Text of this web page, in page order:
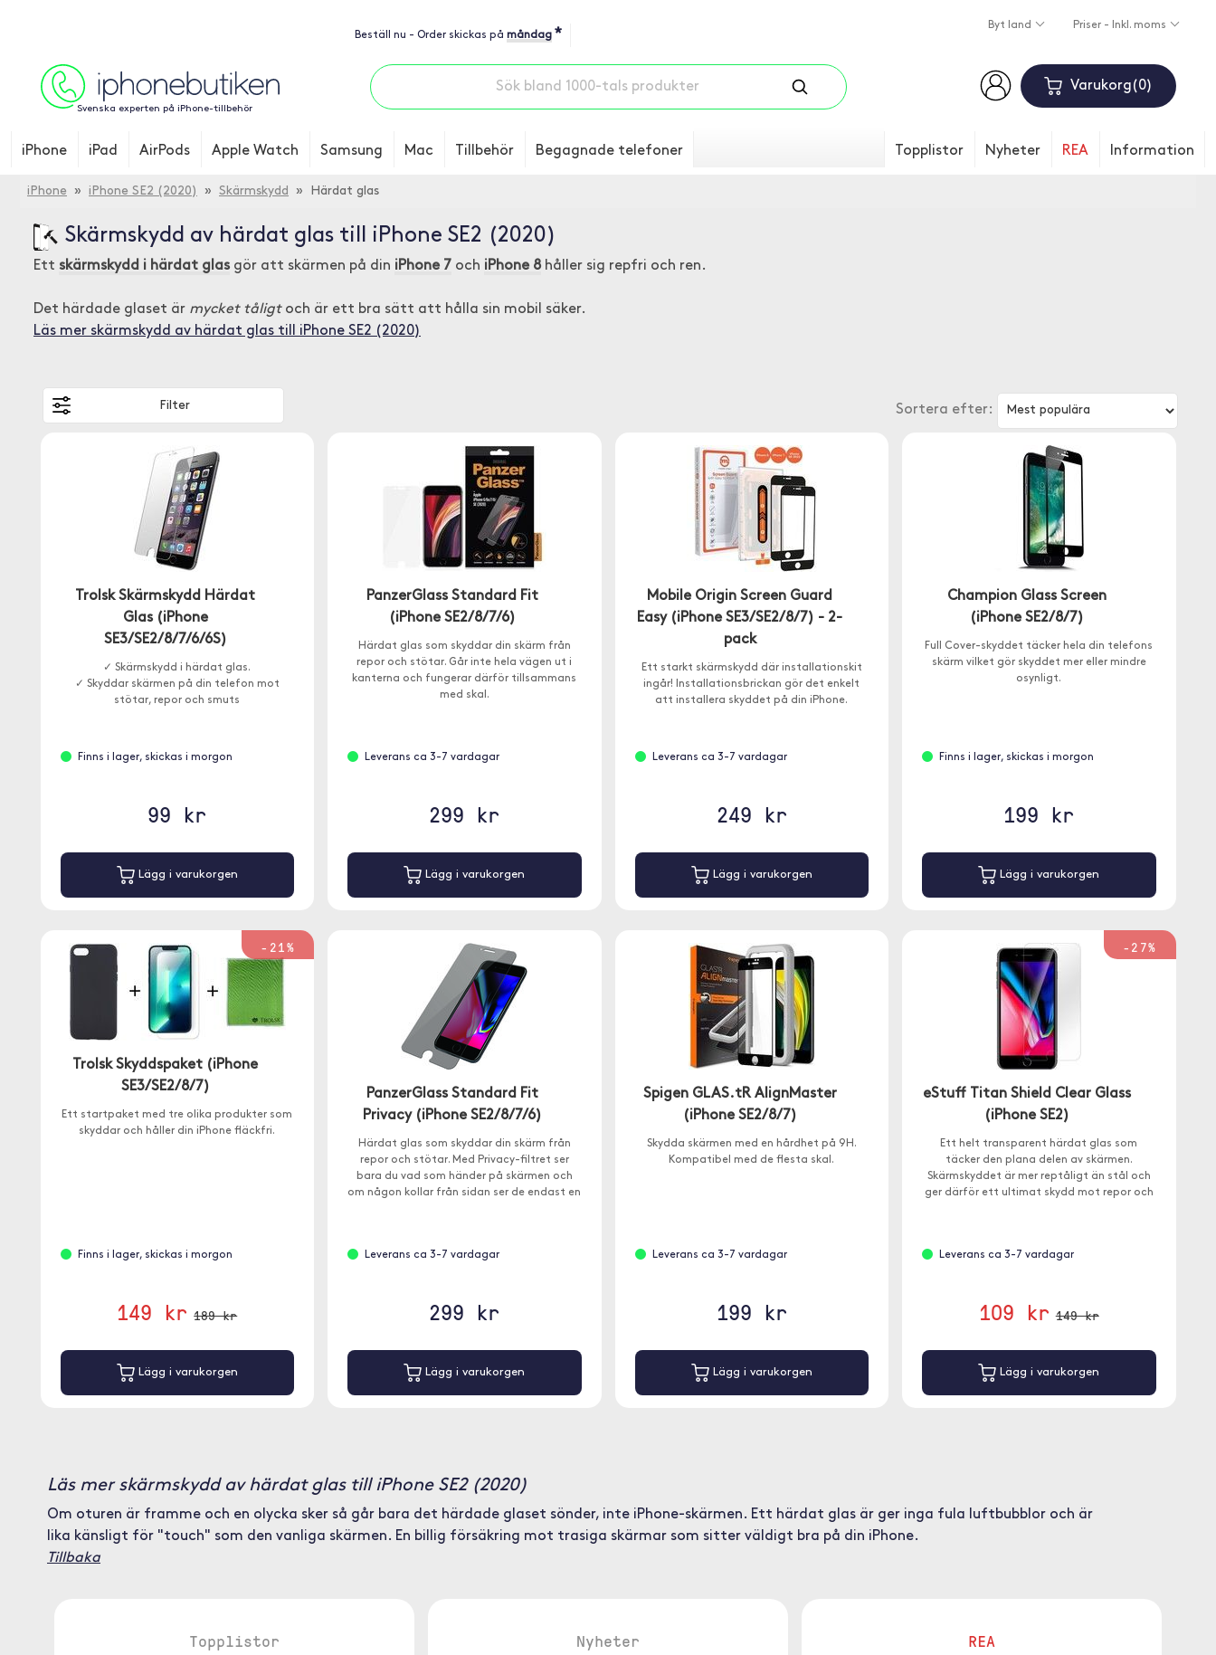
Beställ nu - Order skickas på måndag *
Byt land Priser - Inkl. moms
Svenska experten på iPhone-tillbehör
Varukorg 0
iPhone iPad AirPods Apple Watch Samsung Mac Tillbehör Begagnade telefoner Topplistor Nyheter REA Information
iPhone » iPhone SE2 (2020) » Skärmskydd » Härdat glas
Skärmskydd av härdat glas till iPhone SE2 (2020)
Ett skärmskydd i härdat glas gör att skärmen på din iPhone 7 och iPhone 8 håller sig repfri och ren.
Det härdade glaset är mycket tåligtoch är ett bra sätt att hålla sin mobil säker.
Läs mer skärmskydd av härdat glas till iPhone SE2 (2020)
Sortera efter:
Filter
Trolsk Skärmskydd Härdat
Glas (iPhone
SE3/SE2/8/7/6/6S)
✓ Skärmskydd i härdat glas.
✓ Skyddar skärmen på din telefon mot
stötar, repor och smuts
Finns i lager, skickas i morgon
99 kr
Lägg i varukorgen
PanzerGlass Standard Fit
(iPhone SE2/8/7/6)
Härdat glas som skyddar din skärm från
repor och stötar. Går inte hela vägen ut i
kanterna och fungerar därför tillsammans
med skal.
Leverans ca 3-7 vardagar
299 kr
Lägg i varukorgen
Mobile Origin Screen Guard
Easy (iPhone SE3/SE2/8/7) - 2-
pack
Ett starkt skärmskydd där installationskit
ingår! Installationsbrickan gör det enkelt
att installera skyddet på din iPhone.
Leverans ca 3-7 vardagar
249 kr
Lägg i varukorgen
Champion Glass Screen
(iPhone SE2/8/7)
Full Cover-skyddet täcker hela din telefons
skärm vilket gör skyddet mer eller mindre
osynligt.
Finns i lager, skickas i morgon
199 kr
Lägg i varukorgen
-21%
Trolsk Skyddspaket (iPhone
SE3/SE2/8/7)
Ett startpaket med tre olika produkter som
skyddar och håller din iPhone fläckfri.
Finns i lager, skickas i morgon
149 kr 189 kr
Lägg i varukorgen
PanzerGlass Standard Fit
Privacy (iPhone SE2/8/7/6)
Härdat glas som skyddar din skärm från
repor och stötar. Med Privacy-filtret ser
bara du vad som händer på skärmen och
om någon kollar från sidan ser de endast en
Leverans ca 3-7 vardagar
299 kr
Lägg i varukorgen
Spigen GLAS.tR AlignMaster
(iPhone SE2/8/7)
Skydda skärmen med en hårdhet på 9H.
Kompatibel med de flesta skal.
Leverans ca 3-7 vardagar
199 kr
Lägg i varukorgen
-27%
eStuff Titan Shield Clear Glass
(iPhone SE2)
Ett helt transparent härdat glas som
täcker den plana delen av skärmen.
Skärmskyddet är mer reptåligt än stål och
ger därför ett ultimat skydd mot repor och
Leverans ca 3-7 vardagar
109 kr 149 kr
Lägg i varukorgen
Läs mer skärmskydd av härdat glas till iPhone SE2 (2020)
Om oturen är framme och en olycka sker så går bara det härdade glaset sönder, inte iPhone-skärmen. Ett härdat glas är ger inga fula luftbubblor och är
lika känsligt för "touch" som den vanliga skärmen. En billig försäkring mot trasiga skärmar som sitter väldigt bra på din iPhone.
Tillbaka
Topplistor Nyheter REA